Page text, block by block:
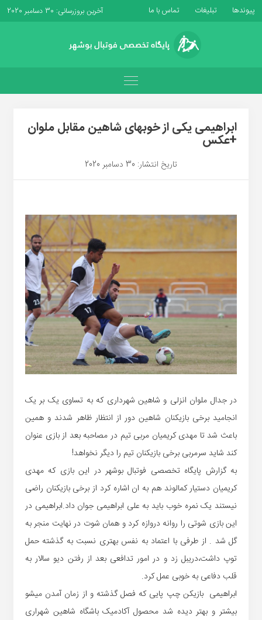
پیوندها تبلیغات تماس با ما آخرین بروزرسانی: 30 دسامبر 2020
ابراهیمی یکی از خوبهای شاهین مقابل ملوان
+عکس
تاریخ انتشار: 30 دسامبر 2020
در جدال ملوان انزلی و شاهین شهرداری که به تساوی یک بر یک
انجامید برخی بازیکنان شاهین دور از انتظار ظاهر شدند و همین
باعث شد تا مهدی کریمیان مربی تیم در مصاحبه بعد از بازی عنوان
کند شاید سرمربی برخی بازیکنان تیم را دیگر نخواهد!
به گزارش پایگاه تخصصی فوتبال بوشهر در این بازی که مهدی
کریمیان دستیار کمالوند هم به ان اشاره کرد از برخی بازیکنان راضی
نیستند یک نمره خوب باید به علی ابراهیمی جوان داد.ابراهیمی در
این بازی شوتی را روانه دروازه کرد و همان شوت در نهایت منجر به
گل شد . از طرفی با اعتماد به نفس بهتری نسبت به گذشته حمل
توپ داشت،دریبل زد و در امور تدافعی بعد از رفتن دیو سالار به
قلب دفاعی به خوبی عمل کرد.
ابراهیمی بازیکن چپ پایی که فصل گذشته و از زمان آمدن میشو
بیشتر و بهتر دیده شد محصول آکادمیک باشگاه شاهین شهراری